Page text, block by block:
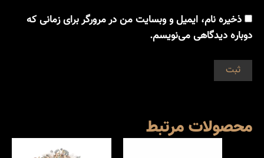
ذخیره نام، ایمیل و وبسایت من در مرورگر برای زمانی که
دوباره دیدگاهی می‌نویسم.
محصولات مرتبط